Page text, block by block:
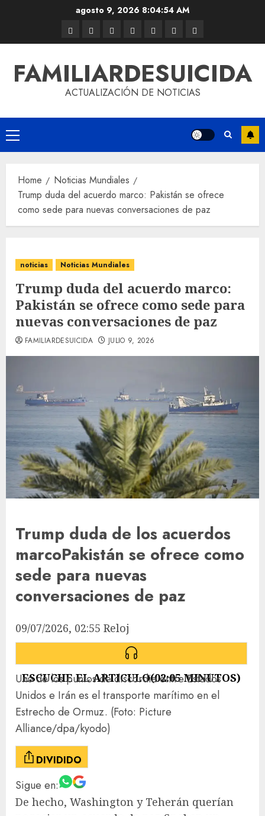
agosto 9, 2026 8:04:55 AM
FAMILIARDESUICIDA
ACTUALIZACIÓN DE NOTICIAS
Home
Noticias Mundiales
Trump duda del acuerdo marco: Pakistán se ofrece
como sede para nuevas conversaciones de paz
noticias Noticias Mundiales
Trump duda del acuerdo marco:
Pakistán se ofrece como sede para
nuevas conversaciones de paz
FAMILIARDESUICIDA JULIO 9, 2026
Trump duda de los acuerdos
marcoPakistán se ofrece como
sede para nuevas
conversaciones de paz
09/07/2026, 02:55 Reloj
ESCUCHE EL ARTICULO(02:05MINUTOS)
Uno de los puntos de discordia entre Estados
Unidos e Irán es el transporte marítimo en el
Estrecho de Ormuz. (Foto: Picture
Alliance/dpa/kyodo)
DIVIDIDO
Sigue en:
De hecho, Washington y Teherán querían